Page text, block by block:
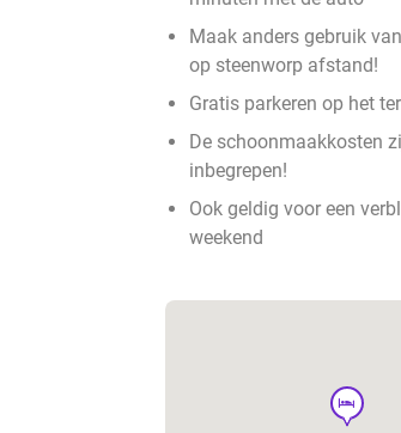
Maak anders gebruik
op steenworp afstand!
Gratis parkeren op het
De schoonmaakkosten
inbegrepen!
Ook geldig voor een
weekend
hotel